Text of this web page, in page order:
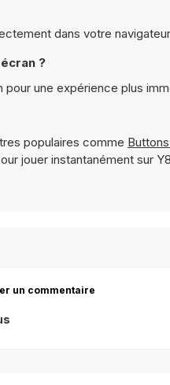
dans votre
?
une expérience plus
populaires comme
jouer instantanément sur
un commentaire